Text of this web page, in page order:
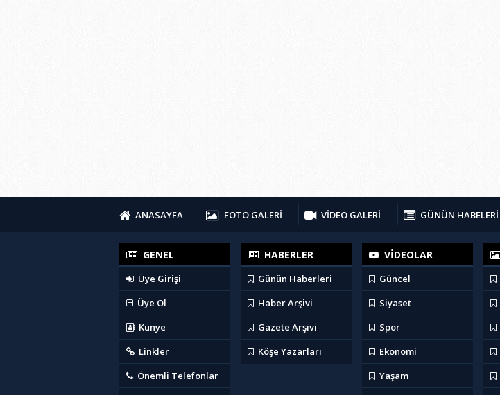
ANASAYFA FOTO GALERİ VİDEO GALERİ GÜNÜN HABELERİ
GENEL
Üye Girişi
Üye Ol
Künye
Linkler
Önemli Telefonlar
HABERLER
Günün Haberleri
Haber Arşivi
Gazete Arşivi
Köşe Yazarları
VİDEOLAR
Güncel
Siyaset
Spor
Ekonomi
Yaşam